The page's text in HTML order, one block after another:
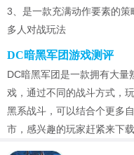
3、是一款充满动作要素的
多人对战玩法
DC暗黑军团游戏测评
DC暗黑军团是一款拥有大
戏，通过不同的战斗方式，
黑系战斗，可以结合个更多
市，感兴趣的玩家赶紧来下